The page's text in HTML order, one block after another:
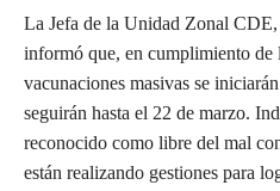
La Jefa de la Unidad Zonal
informó que, en cumplimiento de
vacunaciones masivas se
seguirán hasta el 22 de marzo.
reconocido como libre del mal
están realizando gestiones para